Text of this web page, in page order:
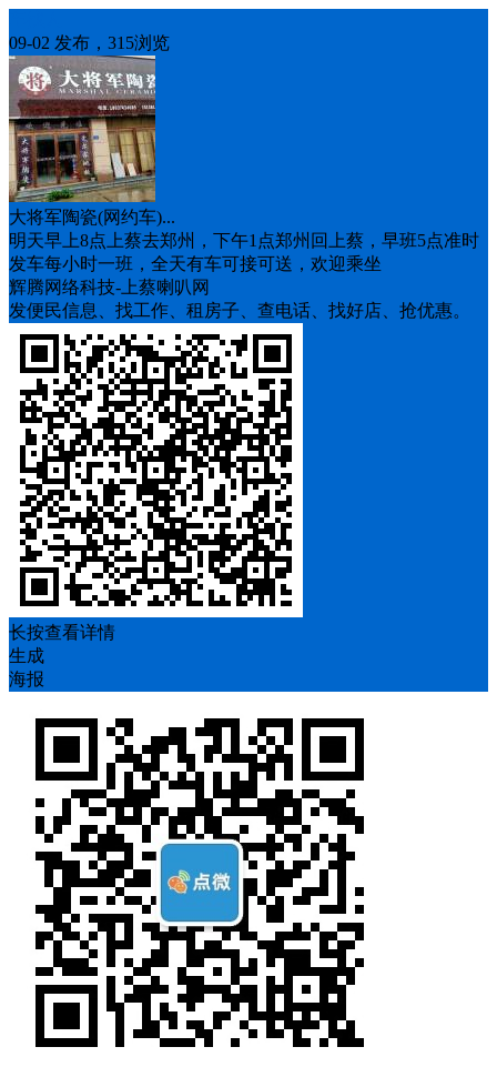
09-02 发布，315浏览
大将军陶瓷(网约车)...
明天早上8点上蔡去郑州，下午1点郑州回上蔡，早班5点准时
发车每小时一班，全天有车可接可送，欢迎乘坐
辉腾网络科技-上蔡喇叭网
发便民信息、找工作、租房子、查电话、找好店、抢优惠。
长按查看详情
生成
海报